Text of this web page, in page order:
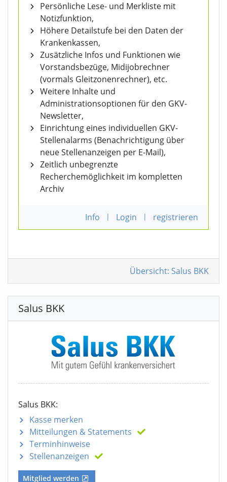
Persönliche Lese- und Merkliste mit
Notizfunktion,
Höhere Detailstufe bei den Daten der
Krankenkassen,
Zusätzliche Infos und Funktionen wie
Vorstandsbezüge, Midijobrechner
(vormals Gleitzonenrechner), etc.
Weitere Inhalte und
Administrationsoptionen für den GKV-
Newsletter,
Einrichtung eines individuellen GKV-
Stellenalarms (Benachrichtigung über
neue Stellenanzeigen per E-Mail),
Zeitlich unbegrenzte
Recherchemöglichkeit im kompletten
Archiv
Info | Login | registrieren
Übersicht: Salus BKK
Salus BKK
Salus BKK:
Kasse merken
Mitteilungen & Statements
Terminhinweise
Stellenanzeigen
Mitglied werden